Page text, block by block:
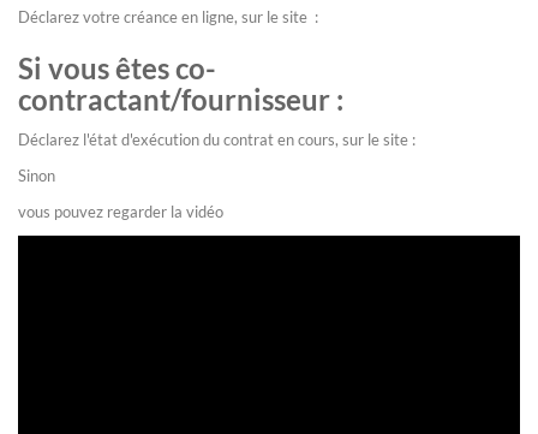
Déclarez votre créance en ligne, sur le site :
Si vous êtes co-
contractant/fournisseur :
Déclarez l'état d'exécution du contrat en cours, sur le site :
Sinon
vous pouvez regarder la vidéo